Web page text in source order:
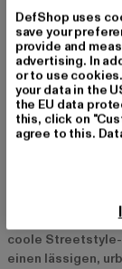
M65 Jacken
Perfekt für
coole
Die M65 Jacke
viele
vielen Taschen
sondern auch
Aktivitäten wie
sie ein
atmungsaktiv ist.
coole
einen lässigen,
DefShop uses
save your
provide and
advertising. In
or to use
your data in the
the EU data
this, click on
agree to this.